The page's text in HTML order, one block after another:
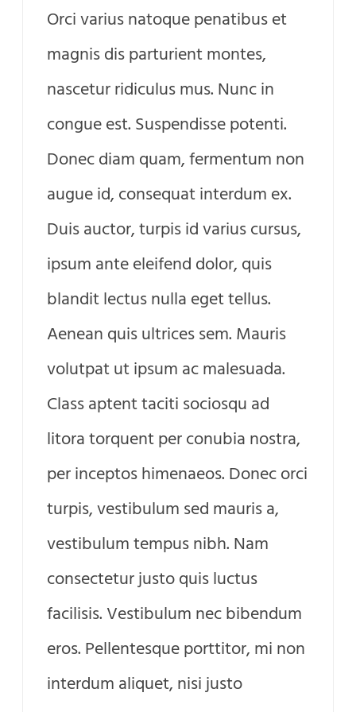
Orci varius natoque penatibus et
magnis dis parturient montes,
nascetur ridiculus mus. Nunc in
congue est. Suspendisse potenti.
Donec diam quam, fermentum non
augue id, consequat interdum ex.
Duis auctor, turpis id varius cursus,
ipsum ante eleifend dolor, quis
blandit lectus nulla eget tellus.
Aenean quis ultrices sem. Mauris
volutpat ut ipsum ac malesuada.
Class aptent taciti sociosqu ad
litora torquent per conubia nostra,
per inceptos himenaeos. Donec orci
turpis, vestibulum sed mauris a,
vestibulum tempus nibh. Nam
consectetur justo quis luctus
facilisis. Vestibulum nec bibendum
eros. Pellentesque porttitor, mi non
interdum aliquet, nisi justo